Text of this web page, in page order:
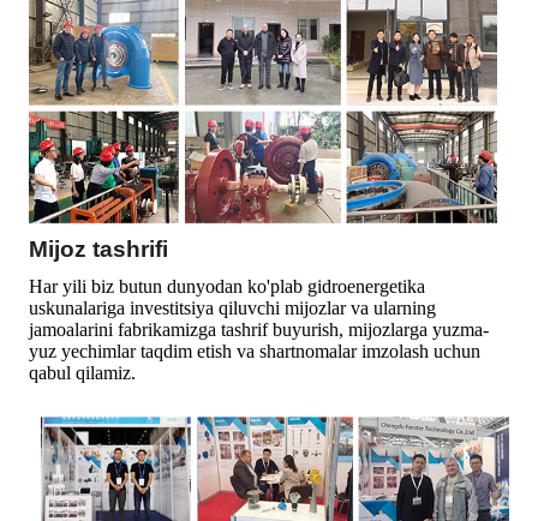
Mijoz tashrifi
Har yili biz butun dunyodan ko'plab gidroenergetika
uskunalariga investitsiya qiluvchi mijozlar va ularning
jamoalarini fabrikamizga tashrif buyurish, mijozlarga yuzma-
yuz yechimlar taqdim etish va shartnomalar imzolash uchun
qabul qilamiz.